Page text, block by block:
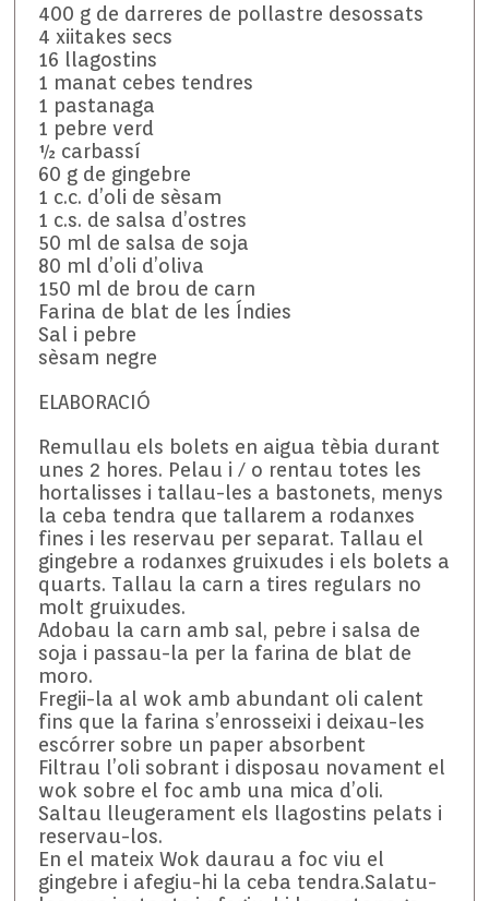
400 g de darreres de pollastre desossats
4 xiitakes secs
16 llagostins
1 manat cebes tendres
1 pastanaga
1 pebre verd
½ carbassí
60 g de gingebre
1 c.c. d’oli de sèsam
1 c.s. de salsa d’ostres
50 ml de salsa de soja
80 ml d’oli d’oliva
150 ml de brou de carn
Farina de blat de les Índies
Sal i pebre
sèsam negre
ELABORACIÓ
Remullau els bolets en aigua tèbia durant
unes 2 hores. Pelau i / o rentau totes les
hortalisses i tallau-les a bastonets, menys
la ceba tendra que tallarem a rodanxes
fines i les reservau per separat. Tallau el
gingebre a rodanxes gruixudes i els bolets a
quarts. Tallau la carn a tires regulars no
molt gruixudes.
Adobau la carn amb sal, pebre i salsa de
soja i passau-la per la farina de blat de
moro.
Fregii-la al wok amb abundant oli calent
fins que la farina s’enrosseixi i deixau-les
escórrer sobre un paper absorbent
Filtrau l’oli sobrant i disposau novament el
wok sobre el foc amb una mica d’oli.
Saltau lleugerament els llagostins pelats i
reservau-los.
En el mateix Wok daurau a foc viu el
gingebre i afegiu-hi la ceba tendra.Salatu-